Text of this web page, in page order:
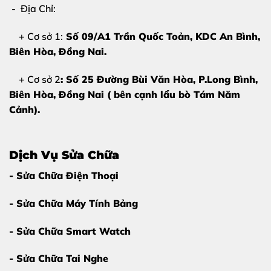
màn hình
Giữ màn hình zin
: Độ hiển thị sắc nét như ban đầu
Không ảnh hưởng cảm ứng
Bảo vệ giá trị máykhi sử dụng lâu dài
TạiThùy Trang Mobile
Bảng giá ép kính iPhone X tại Thùy
Trang Mobile
trạng máy và thời điểm linh kiện.
Để biết giá chính xác và ưu đãi mới nhất, vui
- Địa Chỉ:
+ Cơ sở 1: Số 09/A1 Trần Quốc Toản, KDC An Bình,
Biên Hòa, Đồng Nai.
+ Cơ sở 2: Số 25 Đường Bùi Văn Hòa, P.Long Bình,
Biên Hòa, Đồng Nai ( bên cạnh lẩu bò Tám Năm
Cảnh).
Dịch Vụ Sửa Chữa
- Sửa Chữa Điện Thoại
- Sửa Chữa Máy Tính Bảng
- Sửa Chữa Smart Watch
- Sửa Chữa Tai Nghe